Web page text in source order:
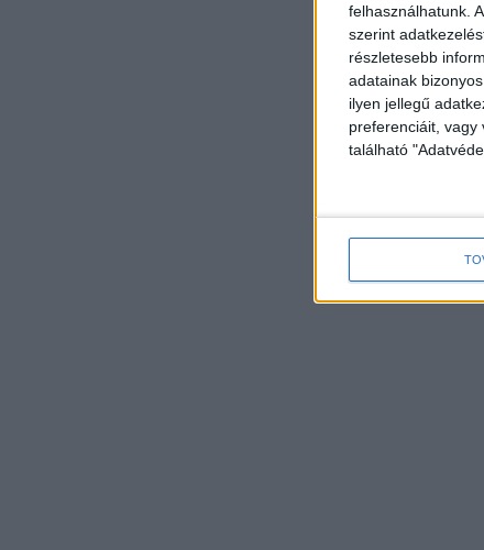
felhasználhatunk.
szerint
részletesebb
adatainak
ilyen jellegű
preferenciáit, vagy
található